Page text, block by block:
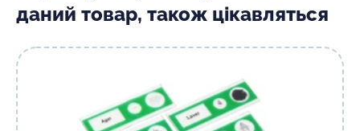
даний товар, також цікавляться